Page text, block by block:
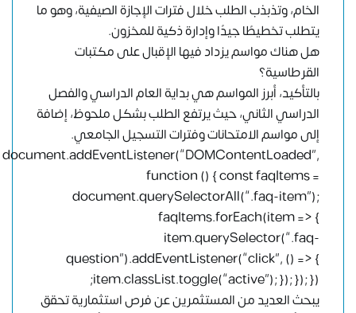
الخام، وتذبذب الطلب خلال فترات الإجازة الصيفية، وهو ما
يتطلب تخطيطًا جيدًا وإدارة ذكية للمخزون.
هل هناك مواسم يزداد فيها الإقبال على مكتبات
القرطاسية؟
بالتأكيد، أبرز المواسم هي بداية العام الدراسي والفصل
الدراسي الثاني، حيث يرتفع الطلب بشكل ملحوظ، إضافة
إلى مواسم الامتحانات وفترات التسجيل الجامعي.
document.addEventListener(“DOMContentLoaded”,
function () { const faqItems =
document.querySelectorAll(“.faq-item”);
faqItems.forEach(item => {
item.querySelector(“.faq-
question”).addEventListener(“click”, () => {
item.classList.toggle(“active”); }); }); });
يبحث العديد من المستثمرين عن فرص استثمارية تحقق